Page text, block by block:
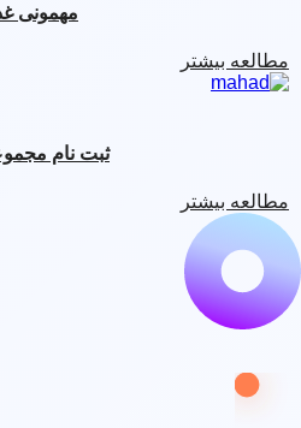
مهمونی
مطالعه بیشتر
ثبت نام
مطالعه بیشتر